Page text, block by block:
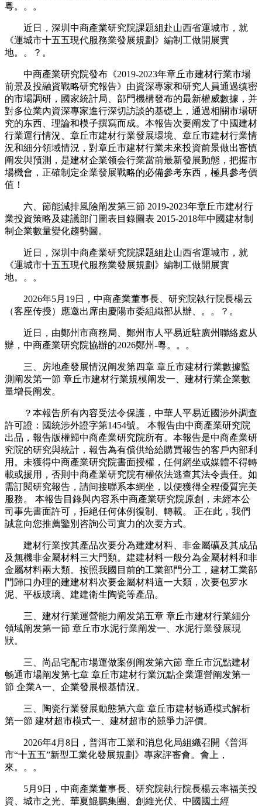
粵。。。
近日，深圳中商產業研究院課題組赴山西省運城市，就
《運城市十五五現代服務業發展規劃》編制工做開展實
地。。？。
中商產業研究院發布《2019-2023年章丘市建材行業市場
前景及投融資戰略研究報告》由資深專家和研究人員通過缜密
的市場調研，國家統計局、部門機構發布的最新權威數據，并
對多位業內資深專家進行深切訪談的基礎上，通過相關市場研
究的东西、理論和模子撰寫而成。本報告次要阐发了中國建材
行業運行情況、章丘市建材行業發展環境、章丘市建材行業情
況和細分領域情況，對章丘市建材行業未來投資前景做出審慎
阐发與預測，是建材企業领会行業當前最新發展動態，把握市
場機會，正確制定企業發展戰略的必備參考东西，極具參考價
值！
六、節能減排風險阐发第三節 2019-2023年章丘市建材行
業投資策略及建議部门圖表目錄圖表 2015-2018年中國建材制
制企業數量變化趨勢圖。
近日，深圳中商產業研究院課題組赴山西省運城市，就
《運城市十五五現代服務業發展規劃》編制工做開展實
地。。。
2026年5月19日，中商產業董事長、研究院執行院長楊云
（客座传授）應邀出席由慶陽市委組織部从辦、。。？。
近日，由鄭州市商務局、鄭州市人平易近駐廣州聯絡處从
辦，中商產業研究院協辦的2026鄭州-粵。。。
三、房地產發展情況阐发第四章 章丘市建材行業數據監
測阐发第一節 章丘市建材行業規模阐发一、建材行業企業數
量增長阐发。
？本報告所有內容受法令保護，中華人平易近國涉外調查
許可證：國統涉外證字第1454號。 本報告由中商產業研究院
出品，報告版權歸中商產業研究院所有。本報告是中商產業研
究院的研究與統計，報告為有償供给給購買報告的客戶內部利
用。未獲得中商產業研究院書面授權，任何網坐或媒體不得轉
載或援用，否則中商產業研究院有權依法逃查其法令責任。如
需訂閱研究報告，請间接聯系本網坐，以便獲得全程優質完美
服務。 本報告目錄與內容系中商產業研究院原創，未經本公
司事先書面許可，拒絕任何体例復制、轉載。 正在此，我們
誠意向您推薦鑒別咨詢公司實力的次要方式。
建材行業按其產品次要分為建建材料、非金屬礦及其成品
及無機非金屬材料三大門類。建建材料一般分為金屬材料和非
金屬材料兩大類。按照我國目前的工業部門分工，建材工業部
門歸口办理的建建材料次要金屬材料這一大類，次要包罗水
泥、平板玻璃、建建衛生陶瓷等產品。
三、建材行業運營能力阐发第五章 章丘市建材行業細分
領域阐发第一節 章丘市水泥行業阐发一、水泥行業發展現
狀。
三、尚品宅配市場運做案例阐发第六節 章丘市沉點建材
畅通市場阐发第七章 章丘市建材行業沉點企業運營阐发第一
節 企業A一、企業發展根基情況。
三、陶瓷行業發展動態第六章 章丘市建材畅通模式解析
第一節 建材超市模式一、建材超市的競爭力評價。
2026年4月8日，普洱市工業和消息化局組織召開《普洱
市“十五五”新型工業化發展規劃》專家評審會。會上，
來。。。
5月9日，中商產業董事長、研究院執行院長楊云率福美投
資、城市之光、華夏鯤鵬集團、創維光伏、中國國土經